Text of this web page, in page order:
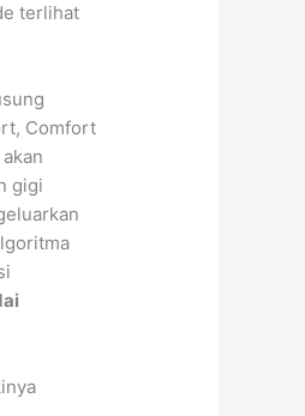
terlihat
Comfort
gigi